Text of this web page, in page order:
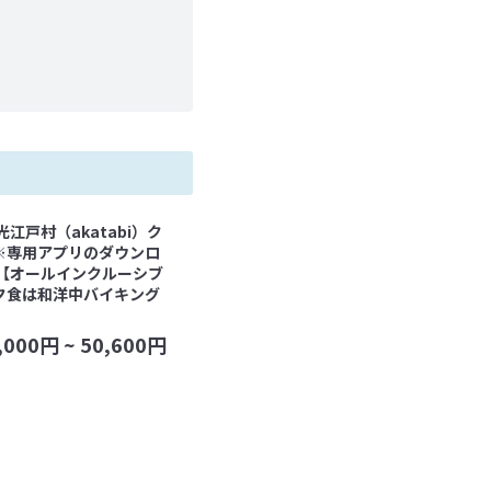
江戸村（akatabi）ク
用アプリのダウンロ
オールインクルーシブ
食は和洋中バイキング
円 ~ 50,600円